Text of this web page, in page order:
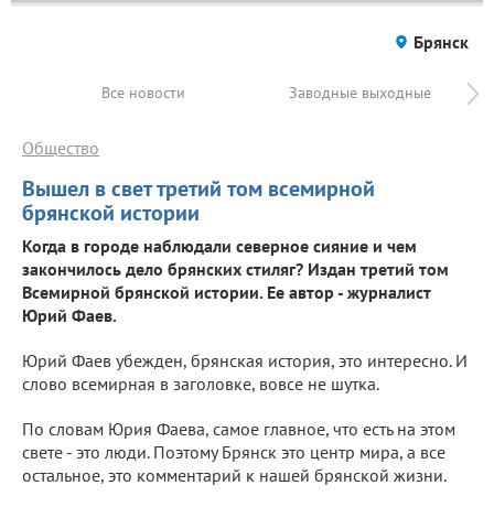
Брянск
Все новости Заводные выходные
Вышел в свет третий том всемирной
брянской истории
Общество
Когда в городе наблюдали северное сияние и чем
закончилось дело брянских стиляг? Издан третий том
Всемирной брянской истории. Ее автор - журналист
Юрий Фаев.
Юрий Фаев убежден, брянская история, это интересно. И
слово всемирная в заголовке, вовсе не шутка.
По словам Юрия Фаева, самое главное, что есть на этом
свете - это люди. Поэтому Брянск это центр мира, а все
остальное, это комментарий к нашей брянской жизни.